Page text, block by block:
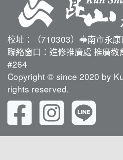
校址：（710303）臺南市永
聯絡窗口：進修推廣處 推廣
#264
Copyright © since 2020 by
rights reserved.